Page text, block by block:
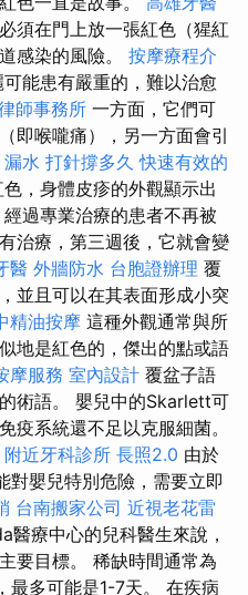
須在門上放一張紅色（猩紅
感染的風險。 按摩療程介
能患有嚴重的，難以治愈
師事務所 一方面，它們可
即喉嚨痛），另一方面會引
漏水 打針撐多久 快速有效的
，身體皮疹的外觀顯示出
過專業治療的患者不再被
治療，第三週後，它就會變
醫 外牆防水 台胞證辦理 覆
並且可以在其表面形成小突
精油按摩 這種外觀通常與所
地是紅色的，傑出的點或語
摩服務 室內設計 覆盆子語
術語。 嬰兒中的Skarlett可
疫系統還不足以克服細菌。
附近牙科診所 長照2.0 由於
嬰兒特別危險，需要立即
台南搬家公司 近視老花雷
醫療中心的兒科醫生來說，
要目標。 稀缺時間通常為
最多可能是1-7天。 在疾病